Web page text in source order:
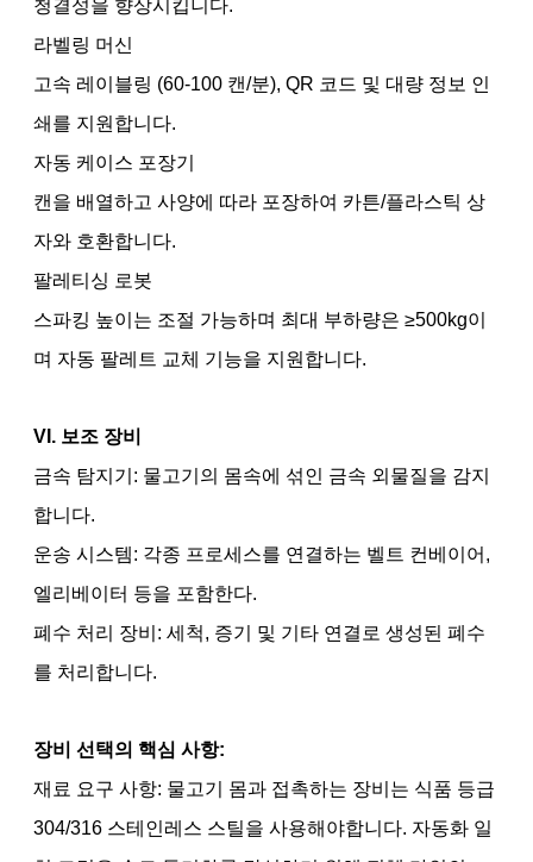
청결성을 향상시킵니다.
라벨링 머신
고속 레이블링 (60-100 캔/분), QR 코드 및 대량 정보 인
쇄를 지원합니다.
자동 케이스 포장기
캔을 배열하고 사양에 따라 포장하여 카튼/플라스틱 상
자와 호환합니다.
팔레티싱 로봇
스파킹 높이는 조절 가능하며 최대 부하량은 ≥500kg이
며 자동 팔레트 교체 기능을 지원합니다.
VI. 보조 장비
금속 탐지기: 물고기의 몸속에 섞인 금속 외물질을 감지
합니다.
운송 시스템: 각종 프로세스를 연결하는 벨트 컨베이어,
엘리베이터 등을 포함한다.
폐수 처리 장비: 세척, 증기 및 기타 연결로 생성된 폐수
를 처리합니다.
장비 선택의 핵심 사항:
재료 요구 사항: 물고기 몸과 접촉하는 장비는 식품 등급
304/316 스테인레스 스틸을 사용해야합니다. 자동화 일